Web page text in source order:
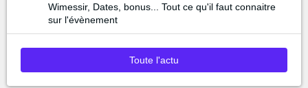
Wimessir, Dates, bonus... Tout ce qu'il faut connaitre
sur l'évènement
Toute l'actu